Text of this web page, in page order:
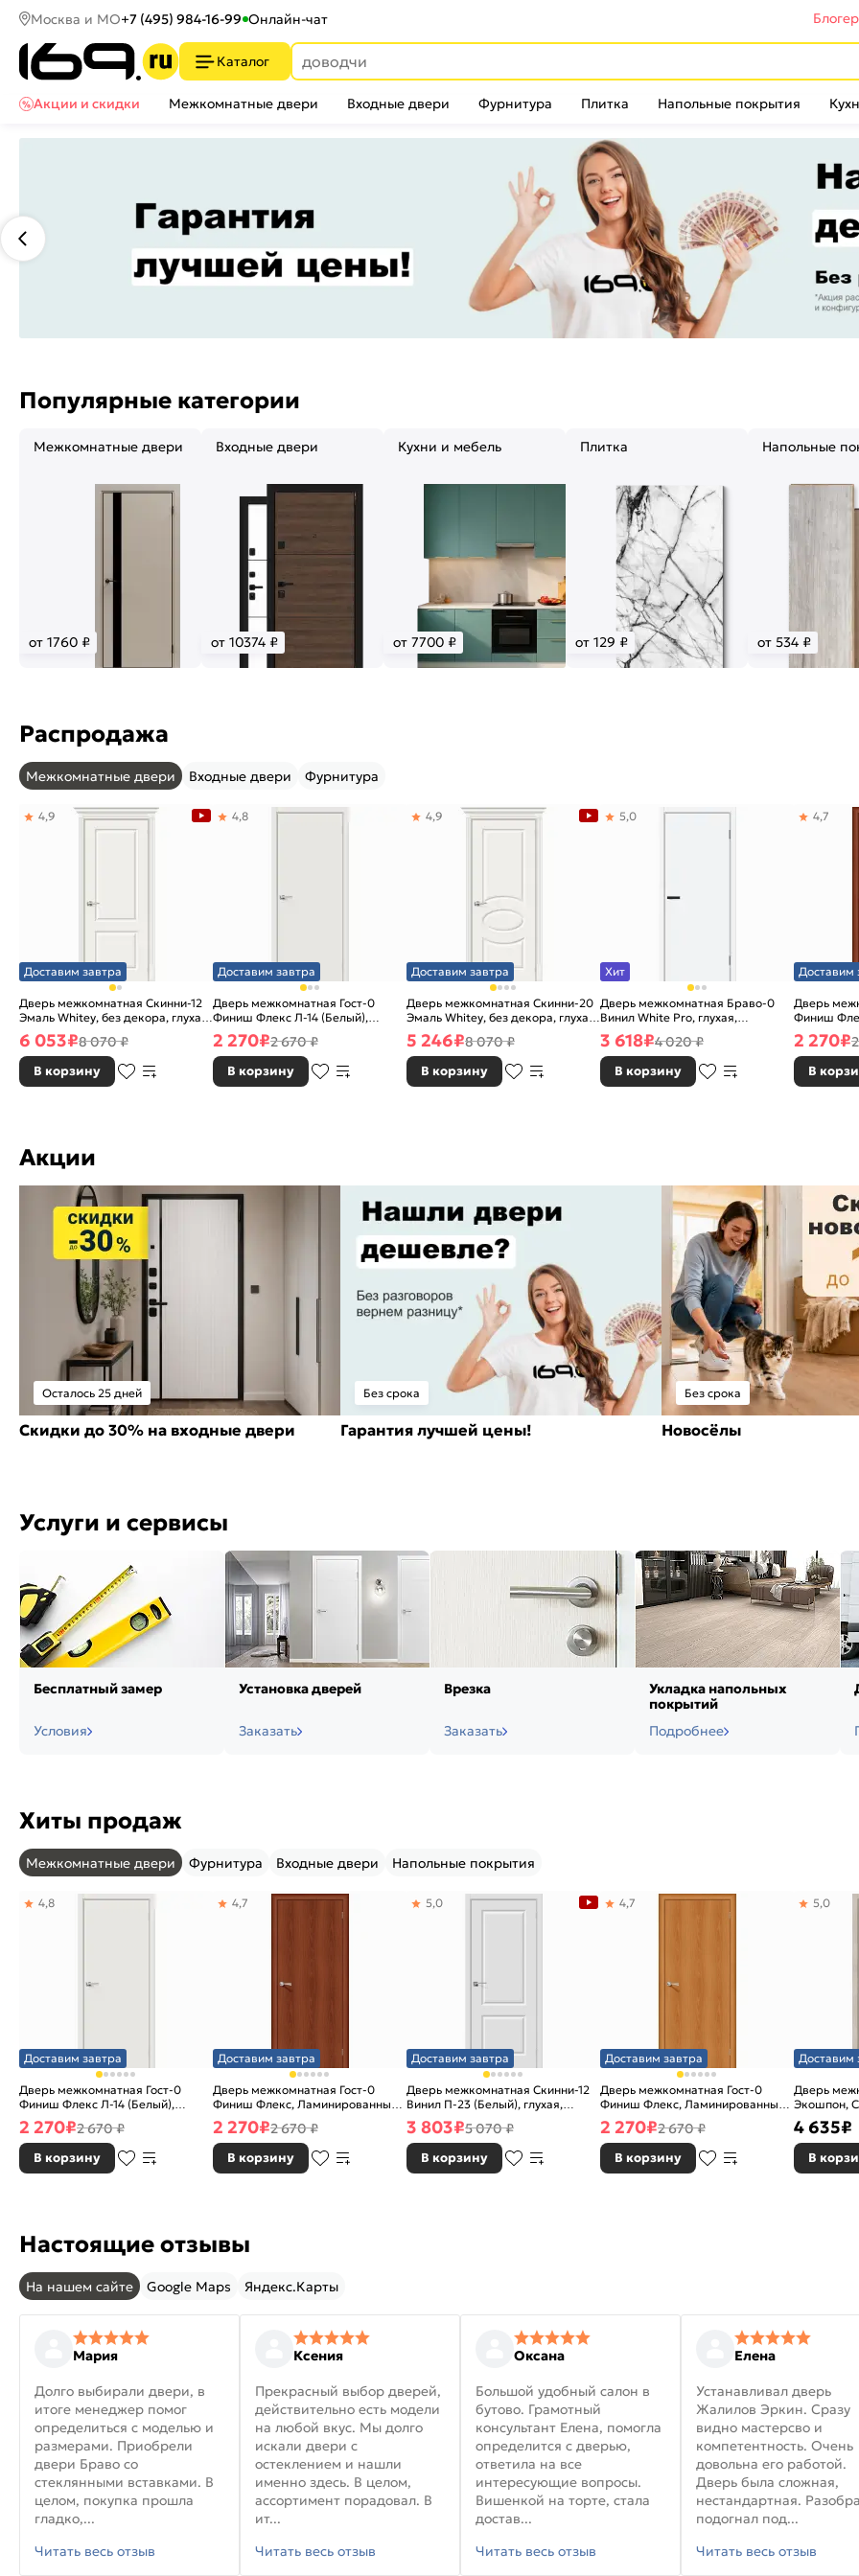
Москва и МО+7 (495) 984-16-99 Онлайн-чат
Каталог
Акции и скидки
Межкомнатные двери Входные двери Фурнитура Плитка Напольные покрытия
Популярные категории
Межкомнатные двери
от 1760 ₽
Входные двери
от 10374 ₽
Кухни и мебель
от 7700 ₽
Плитка
от 129 ₽
Напольные
от 534 ₽
Распродажа
Межкомнатные двери Входные двери Фурнитура
Доставим завтра
Дверь межкомнатная Скинни-12
Эмаль Whitey, без декора, глухая,
без стекла, без кромки, скиновая
4,9
6 053₽8 070 ₽
В корзину
Доставим завтра
Дверь межкомнатная Гост-0
Финиш Флекс Л-14 (Белый),
глухая, каркасно-щитовая
4,8
2 270₽2 670 ₽
В корзину
Доставим завтра
Дверь межкомнатная Скинни-20
Эмаль Whitey, без декора, глухая,
без стекла, без кромки, скиновая
4,9
5 246₽8 070 ₽
В корзину
Хит
Дверь межкомнатная Браво-0
Винил White Pro, глухая,
каркасно-щитовая
5,0
3 618₽4 020 ₽
В корзину
Доставим
Дверь
Финиш
Л-11
каркасно-
4,7
2 270₽
В
Акции
Осталось 25 дней
Скидки до 30% на входные двери
Без срока
Гарантия лучшей цены!
Без срока
Новосёлы
Услуги и сервисы
Бесплатный замер
Условия
Установка дверей
Заказать
Врезка
Заказать
Укладка напольных
покрытий
Подробнее
Хиты продаж
Межкомнатные двери Фурнитура Входные двери Напольные покрытия
Доставим завтра
Дверь межкомнатная Гост-0
Финиш Флекс Л-14 (Белый),
глухая, каркасно-щитовая
4,8
2 270₽2 670 ₽
В корзину
Доставим завтра
Дверь межкомнатная Гост-0
Финиш Флекс, Ламинированные
Л-11 (ИталОрех), глухая,
каркасно-щитовая
4,7
2 270₽2 670 ₽
В корзину
Доставим завтра
Дверь межкомнатная Скинни-12
Винил П-23 (Белый), глухая,
скиновая
5,0
3 803₽5 070 ₽
В корзину
Доставим завтра
Дверь межкомнатная Гост-0
Финиш Флекс, Ламинированные
Л-12 (МиланОрех), глухая,
каркасно-щитовая
4,7
2 270₽2 670 ₽
В корзину
Доставим
Дверь
Экошпон,
5,0
4 635₽
В
Настоящие отзывы
На нашем сайте Google Maps Яндекс.Карты
Мария
Долго выбирали двери, в
итоге менеджер помог
определиться с моделью и
размерами. Приобрели
двери Браво со
стеклянными вставками. В
целом, покупка прошла
гладко,...
Читать весь отзыв
Ксения
Прекрасный выбор дверей,
действительно есть модели
на любой вкус. Мы долго
искали двери с
остеклением и нашли
именно здесь. В целом,
ассортимент порадовал. В
ит...
Читать весь отзыв
Оксана
Большой удобный салон в
бутово. Грамотный
консультант Елена, помогла
определится с дверью,
ответила на все
интересующие вопросы.
Вишенкой на торте, стала
достав...
Читать весь отзыв
Елена
Устанавливал дверь
Жалилов Эркин. Сразу
видно мастерсво и
компетентность. Очень
довольна его работой.
Дверь была сложная,
нестандартная.
подогнал под...
Читать весь отзыв